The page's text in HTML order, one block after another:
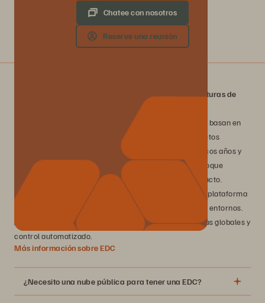
Chatee con nosotros
Reserve una reunión
¿Qué es un EDC y en qué se diferencia de las arquitecturas de
Las arquitecturas de almacenamiento tradicionales se basan en
sistemas aislados: matrices de bloques, archivos y objetos
administradas de forma individual, renovadas cada pocos años y
operadas mediante procesos manuales. EDC es un enfoque
arquitectónico único para su organización, no un producto.
Describe el estado operativo que se alcanza cuando la plataforma
Everpure funciona como un único sistema en todos sus entornos.
Administra sus datos como una única nube, con políticas globales y
control automatizado.
Más información sobre EDC
¿Necesito una nube pública para tener una EDC?